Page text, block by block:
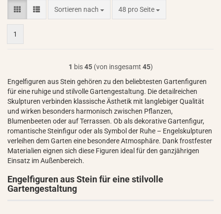
Sortieren nach
Sortieren nach 48 pro Seite
pro Seite
1
1 bis45(von insgesamt 45)
Engelfiguren aus Stein gehören zu den beliebtesten Gartenfiguren
für eine ruhige und stilvolle Gartengestaltung. Die detailreichen
Skulpturen verbinden klassische Ästhetik mit langlebiger Qualität
und wirken besonders harmonisch zwischen Pflanzen,
Blumenbeeten oder auf Terrassen. Ob als dekorative Gartenfigur,
romantische Steinfigur oder als Symbol der Ruhe – Engelskulpturen
verleihen dem Garten eine besondere Atmosphäre. Dank frostfester
Materialien eignen sich diese Figuren ideal für den ganzjährigen
Einsatz im Außenbereich.
Engelfiguren aus Stein für eine stilvolle
Gartengestaltung